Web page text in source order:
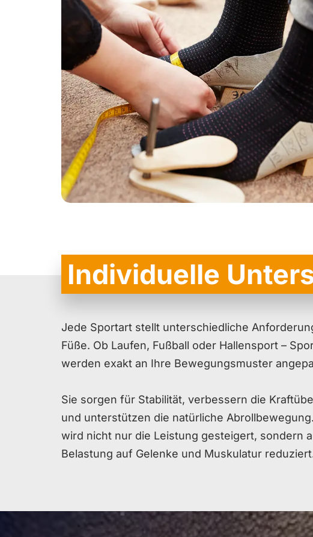
Individuelle
Jede Sportart stellt unterschiedliche
Füße. Ob Laufen, Fußball oder Hallensport –
werden exakt an Ihre Bewegungsmuster
Sie sorgen für Stabilität, verbessern die
und unterstützen die natürliche
wird nicht nur die Leistung gesteigert, sondern
Belastung auf Gelenke und Muskulatur